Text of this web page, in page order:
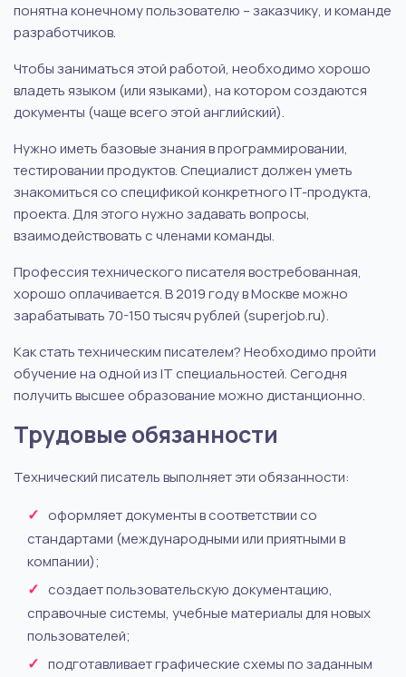
понятна конечному пользователю – заказчику, и команде
разработчиков.
Чтобы заниматься этой работой, необходимо хорошо
владеть языком (или языками), на котором создаются
документы (чаще всего этой английский).
Нужно иметь базовые знания в программировании,
тестировании продуктов. Специалист должен уметь
знакомиться со спецификой конкретного IT-продукта,
проекта. Для этого нужно задавать вопросы,
взаимодействовать с членами команды.
Профессия технического писателя востребованная,
хорошо оплачивается. В 2019 году в Москве можно
зарабатывать 70-150 тысяч рублей (superjob.ru).
Как стать техническим писателем? Необходимо пройти
обучение на одной из IT специальностей. Сегодня
получить высшее образование можно дистанционно.
Трудовые обязанности
Технический писатель выполняет эти обязанности:
оформляет документы в соответствии со
стандартами (международными или приятными в
компании);
создает пользовательскую документацию,
справочные системы, учебные материалы для новых
пользователей;
подготавливает графические схемы по заданным